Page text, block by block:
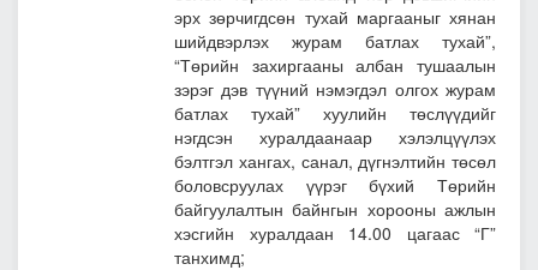
эрх зөрчигдсөн тухай маргааныг хянан
шийдвэрлэх журам батлах тухай”,
“Төрийн захиргааны албан тушаалын
зэрэг дэв түүний нэмэгдэл олгох журам
батлах тухай” хуулийн төслүүдийг
нэгдсэн хуралдаанаар хэлэлцүүлэх
бэлтгэл хангах, санал, дүгнэлтийн төсөл
боловсруулах үүрэг бүхий Төрийн
байгуулалтын байнгын хорооны ажлын
хэсгийн хуралдаан 14.00 цагаас “Г”
танхимд;